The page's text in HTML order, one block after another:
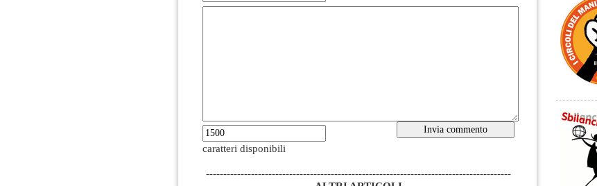
caratteri disponibili
----------------------------------------------------------------------------------------